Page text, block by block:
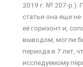
2019 г. № 207-р.).
статьи она еще
её горизонт и,
выводом, могли
периода в 7 лет,
исследуемому